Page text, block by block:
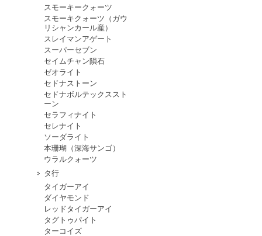
スモーキークォーツ
スモーキクォーツ（ガウ
リシャンカール産）
スレイマンアゲート
スーパーセブン
セイムチャン隕石
ゼオライト
セドナストーン
セドナボルテックススト
ーン
セラフィナイト
セレナイト
ソーダライト
本珊瑚（深海サンゴ）
ウラルクォーツ
タ行
タイガーアイ
ダイヤモンド
レッドタイガーアイ
タグトゥパイト
ターコイズ